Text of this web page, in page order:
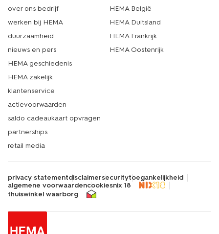
over ons bedrijf
werken bij HEMA
duurzaamheid
nieuws en pers
HEMA geschiedenis
HEMA zakelijk
klantenservice
actievoorwaarden
saldo cadeaukaart opvragen
partnerships
retail media
HEMA België
HEMA Duitsland
HEMA Frankrijk
HEMA Oostenrijk
privacy statementdisclaimersecuritytoegankelijkheid
algemene voorwaardencookiesnix 18
thuiswinkel waarborg